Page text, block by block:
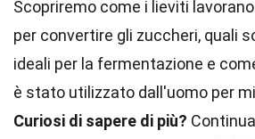
Scopriremo come i lieviti
per convertire gli zuccheri, quali
ideali per la fermentazione e
è stato utilizzato dall'uomo per
Curiosi di sapere di più?